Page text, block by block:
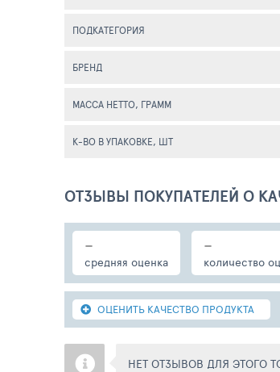
ПОДКАТЕГОРИЯ
БРЕНД
МАССА НЕТТО, ГРАММ
К-ВО В УПАКОВКЕ, ШТ
ОТЗЫВЫ ПОКУПАТЕЛЕЙ О
-
средняя оценка
-
количество
ОЦЕНИТЬ КАЧЕСТВО ПРОДУКТА
НЕТ ОТЗЫВОВ ДЛЯ ЭТОГО